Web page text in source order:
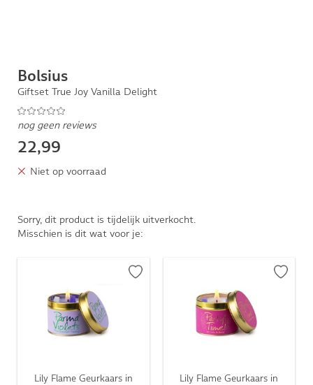
Bolsius
Giftset True Joy Vanilla Delight
nog geen reviews
22,99
Niet op voorraad
Sorry, dit product is tijdelijk uitverkocht.
Misschien is dit wat voor je:
Lily Flame Geurkaars in
Lily Flame Geurkaars in